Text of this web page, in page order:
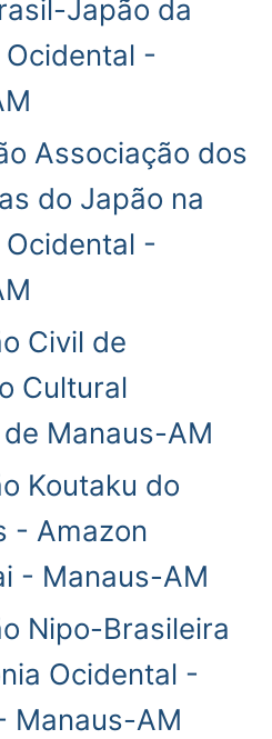
Japão da
-
Associação dos
do Japão na
-
Civil de
Cultural
Manaus-AM
Koutaku do
- Amazon
- Manaus-AM
Nipo-Brasileira
Ocidental -
Manaus-AM